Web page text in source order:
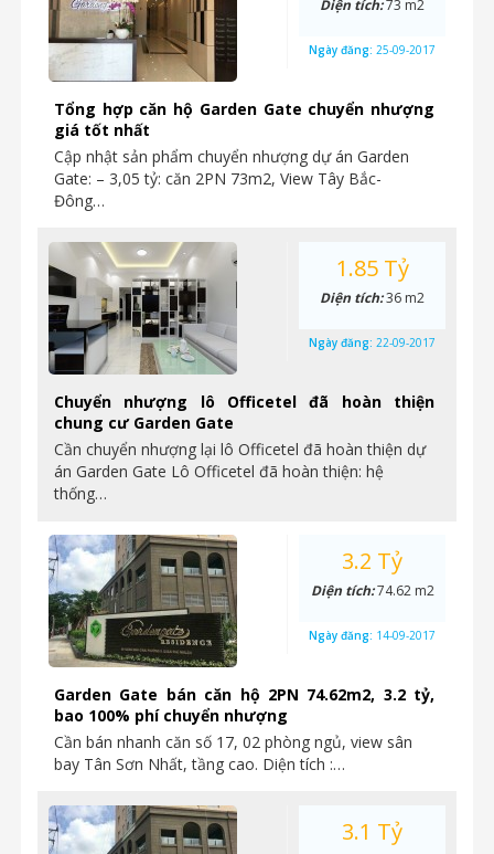
Tổng hợp căn hộ Garden Gate chuyển nhượng
giá tốt nhất
Cập nhật sản phẩm chuyển nhượng dự án Garden
Gate: – 3,05 tỷ: căn 2PN 73m2, View Tây Bắc-
Đông…
Diện tích:73 m2
Ngày đăng: 25-09-2017
Chuyển nhượng lô Officetel đã hoàn thiện
chung cư Garden Gate
Cần chuyển nhượng lại lô Officetel đã hoàn thiện dự
án Garden Gate Lô Officetel đã hoàn thiện: hệ
thống…
1.85 Tỷ
Diện tích:36 m2
Ngày đăng: 22-09-2017
Garden Gate bán căn hộ 2PN 74.62m2, 3.2 tỷ,
bao 100% phí chuyển nhượng
Cần bán nhanh căn số 17, 02 phòng ngủ, view sân
bay Tân Sơn Nhất, tầng cao. Diện tích :…
3.2 Tỷ
Diện tích:74.62 m2
Ngày đăng: 14-09-2017
3.1 Tỷ